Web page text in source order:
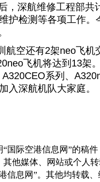
，深航维修工程部共
护检测等各项工作。
空还有2架neo飞机
飞机将达到13架
系列、
入深航机队大家庭。
际空港信息网”的稿件
他媒体、网站或个人
信息网”。其他均转载